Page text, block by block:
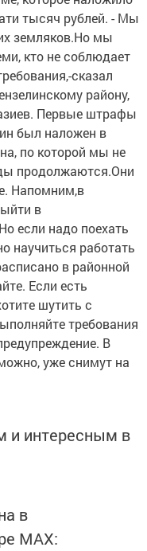
тысяч рублей. - Мы
земляков.Но мы
кто не соблюдает
сказал
району,
Первые штрафы
был наложен в
по которой мы не
продолжаются.Они
Напомним,в
в
если надо поехать
научиться работать
в районной
Если есть
шутить с
требования
В
уже снимут на
и интересным в
в
MАХ: